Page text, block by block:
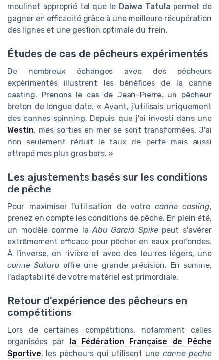
moulinet approprié tel que le Daiwa Tatula permet de
gagner en efficacité grâce à une meilleure récupération
des lignes et une gestion optimale du frein.
Études de cas de pêcheurs expérimentés
De nombreux échanges avec des pêcheurs
expérimentés illustrent les bénéfices de la canne
casting. Prenons le cas de Jean-Pierre, un pêcheur
breton de longue date. « Avant, j'utilisais uniquement
des cannes spinning. Depuis que j'ai investi dans une
Westin, mes sorties en mer se sont transformées. J'ai
non seulement réduit le taux de perte mais aussi
attrapé mes plus gros bars. »
Les ajustements basés sur les conditions
de pêche
Pour maximiser l'utilisation de votre canne casting,
prenez en compte les conditions de pêche. En plein été,
un modèle comme laAbu Garcia Spikepeut s'avérer
extrêmement efficace pour pêcher en eaux profondes.
À l'inverse, en rivière et avec des leurres légers, une
canne Sakura offre une grande précision. En somme,
l'adaptabilité de votre matériel est primordiale.
Retour d'expérience des pêcheurs en
compétitions
Lors de certaines compétitions, notamment celles
organisées par
la Fédération Française de Pêche
Sportive, les pêcheurs qui utilisent une canne peche